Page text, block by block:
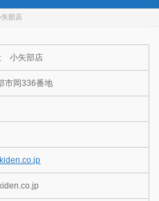
部店
小矢部店
岡336番地